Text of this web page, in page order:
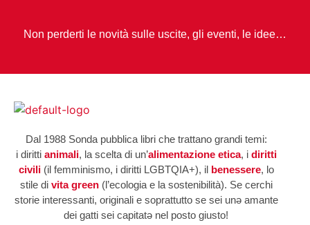
Non perderti le novità sulle uscite, gli eventi, le idee…
Dal 1988 Sonda pubblica libri che trattano grandi temi:
i diritti animali, la scelta di un’alimentazione etica, i diritti
civili (il femminismo, i diritti LGBTQIA+), il benessere, lo
stile di vita green(l’ecologia e la sostenibilità). Se cerchi
storie interessanti, originali e soprattutto se sei unə amante
dei gatti sei capitatə nel posto giusto!